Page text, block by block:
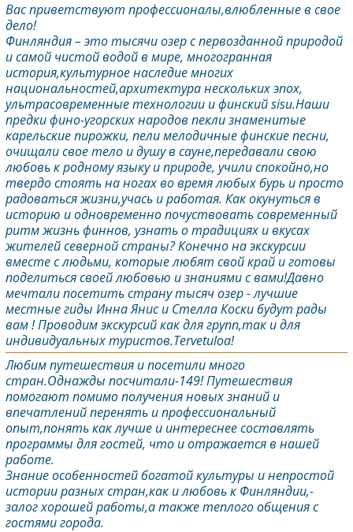
Bас приветствуют профессионалы,влюбленные в свое
дело!
Финляндия – это тысячи озер с первозданной природой
и самой чистой водой в мире, многогранная
история,культурное наследие многих
национальностей,архитектура нескольких эпох,
ультрасовременные технологии и финский sisu.Наши
предки фино-угорских народов пекли знаменитые
карельские пирожки, пели мелодичные финские песни,
очищали свое тело и душу в сауне,передавали свою
любовь к родному языку и природе, учили спокойно,но
твердо стоять на ногах во время любых бурь и просто
радоваться жизни,учась и работая. Как окунуться в
историю и одновременно почуствовать современный
ритм жизнь финнов, узнать о традициях и вкусах
жителей северной страны? Конечно на экскурсии
вместе с людьми, которые любят свой край и готовы
поделиться своей любовью и знаниями с вами!Давно
мечтали посетить страну тысяч озер - лучшие
местные гиды Инна Янис и Стелла Коски будут рады
вам ! Проводим экскурсий как для групп,так и для
индивидуальных туристов.Tervetuloa!
Любим путешествия и посетили много
стран.Однажды посчитали-149! Путешествия
помогают помимо получения новых знаний и
впечатлений перенять и профессиональный
опыт,понять как лучше и интереснее составлять
программы для гостей, что и отражается в нашей
работе.
Знание особенностей богатой культуры и непростой
истории разных стран,как и любовь к Финляндии,-
залог хорошей работы,а также теплого общения с
гостями города.